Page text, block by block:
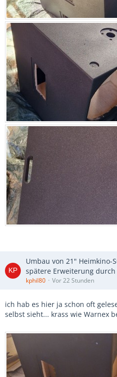
Umbau von 21" Heimkino-
spätere Erweiterung durch
kphil80 Vor 22 Stunden
ich hab es hier ja schon oft
selbst sieht... krass wie Warnex